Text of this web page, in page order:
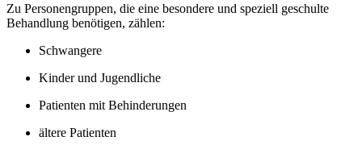
Zu Personengruppen, die eine besondere und speziell geschulte
Behandlung benötigen, zählen:
Schwangere
Kinder und Jugendliche
Patienten mit Behinderungen
ältere Patienten